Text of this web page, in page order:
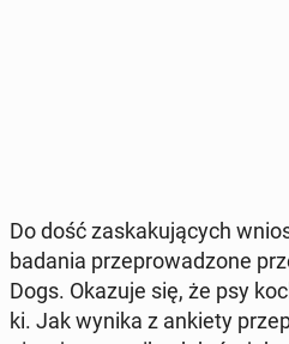
Do dość za­ska­ku­ją­cych
badania prze­pro­wa­dzo­ne
Dogs. Okazuje się, że psy
ki. Jak wynika z ankiety